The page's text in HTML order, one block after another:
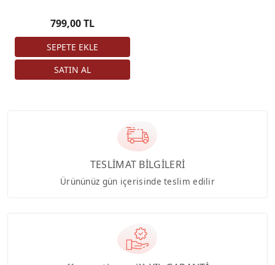
Makyaj Aynası Beyaz
799,00 TL
TESLİMAT BİLGİLERİ
Ürününüz gün içerisinde teslim edilir